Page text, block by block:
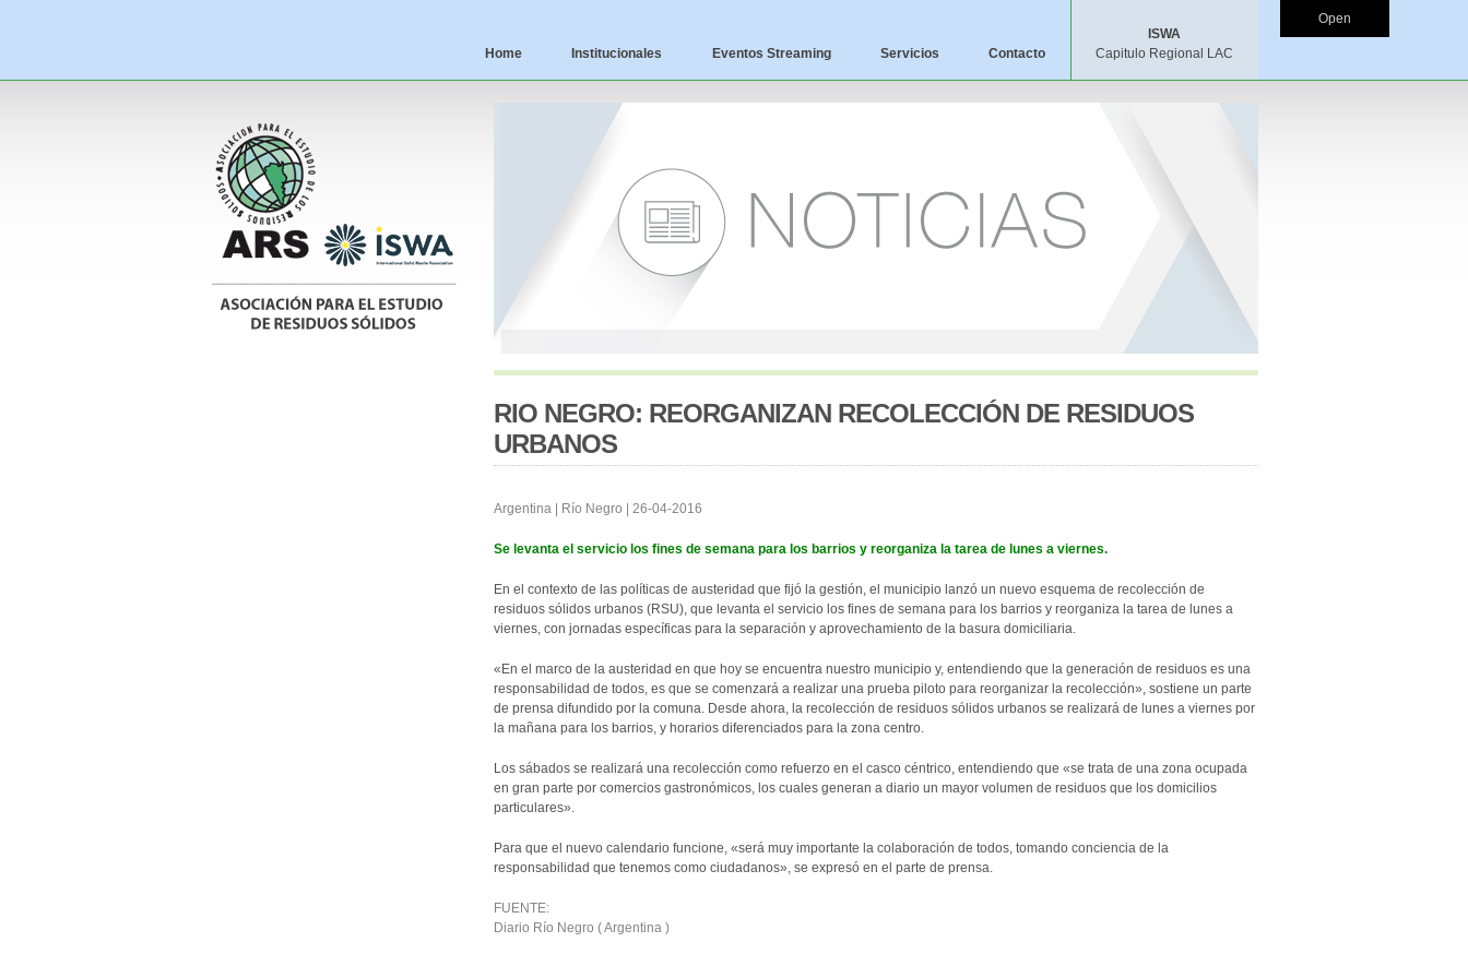
Home Institucionales Eventos Streaming Servicios Contacto
ISWA
Capitulo Regional LAC
RIO NEGRO: REORGANIZAN RECOLECCIÓN DE RESIDUOS
URBANOS
Argentina | Río Negro | 26-04-2016
Se levanta el servicio los fines de semana para los barrios y reorganiza la tarea de lunes a viernes.
En el contexto de las políticas de austeridad que fijó la gestión, el municipio lanzó un nuevo esquema de recolección de
residuos sólidos urbanos (RSU), que levanta el servicio los fines de semana para los barrios y reorganiza la tarea de lunes a
viernes, con jornadas específicas para la separación y aprovechamiento de la basura domiciliaria.
«En el marco de la austeridad en que hoy se encuentra nuestro municipio y, entendiendo que la generación de residuos es una
responsabilidad de todos, es que se comenzará a realizar una prueba piloto para reorganizar la recolección», sostiene un parte
de prensa difundido por la comuna. Desde ahora, la recolección de residuos sólidos urbanos se realizará de lunes a viernes por
la mañana para los barrios, y horarios diferenciados para la zona centro.
Los sábados se realizará una recolección como refuerzo en el casco céntrico, entendiendo que «se trata de una zona ocupada
en gran parte por comercios gastronómicos, los cuales generan a diario un mayor volumen de residuos que los domicilios
particulares».
Para que el nuevo calendario funcione, «será muy importante la colaboración de todos, tomando conciencia de la
responsabilidad que tenemos como ciudadanos», se expresó en el parte de prensa.
FUENTE:
Diario Río Negro ( Argentina )
Open